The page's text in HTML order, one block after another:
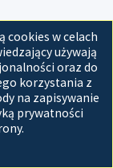
cookies w celach
używają
oraz do
korzystania z
na zapisywanie
prywatności